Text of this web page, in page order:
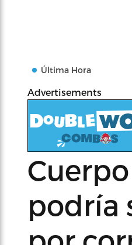
Última Hora
Advertisements
podría